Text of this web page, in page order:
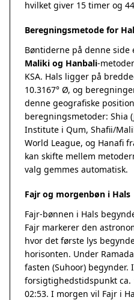
hvilket giver 15 timer og
Beregningsmetode for
Bøntiderne på denne side
Maliki og Hanbali-
KSA. Hals ligger på
10.3167° Ø, og
denne geografiske
beregningsmetoder: Shia
Institute i Qum, Shafii/
World League, og Hanafi
kan skifte mellem
valg gemmes automatisk.
Fajr og morgenbøn i Hals
Fajr-bønnen i Hals
Fajr markerer den
hvor det første lys
horisonten. Under
fasten (Suhoor) begynder.
forsigtighedstidspunkt ca.
02:53. I morgen vil Fajr i